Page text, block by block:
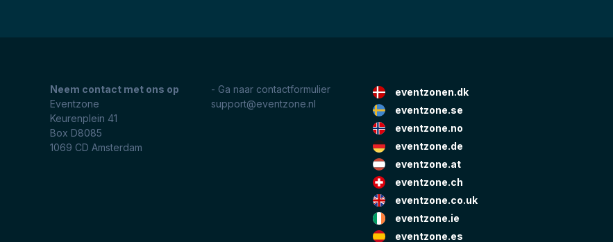
Neem contact met ons op
Eventzone
Keurenplein 41
Box D8085
1069 CD Amsterdam
- Ga naar contactformulier
support@eventzone.nl
eventzonen.dk
eventzone.se
eventzone.no
eventzone.de
eventzone.at
eventzone.ch
eventzone.co.uk
eventzone.ie
eventzone.es